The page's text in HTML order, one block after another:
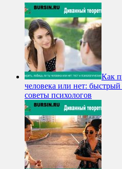
Как
человека или нет:
советы психологов